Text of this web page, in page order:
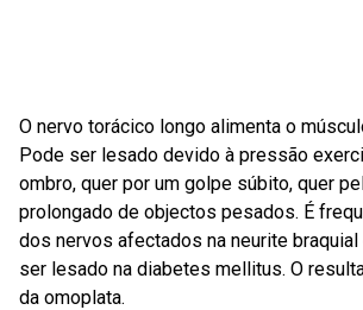
O nervo torácico longo alimenta o
Pode ser lesado devido à pressão
ombro, quer por um golpe súbito, quer
prolongado de objectos pesados. É
dos nervos afectados na neurite
ser lesado na diabetes mellitus. O
da omoplata.